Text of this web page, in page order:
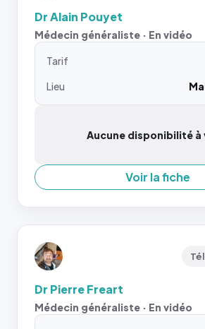
Dr Alain Pouyet
Médecin généraliste · En vidéo
Tarif
Lieu
Aucune disponibilité à
Voir la fiche
Dr Pierre Freart
Médecin généraliste · En vidéo